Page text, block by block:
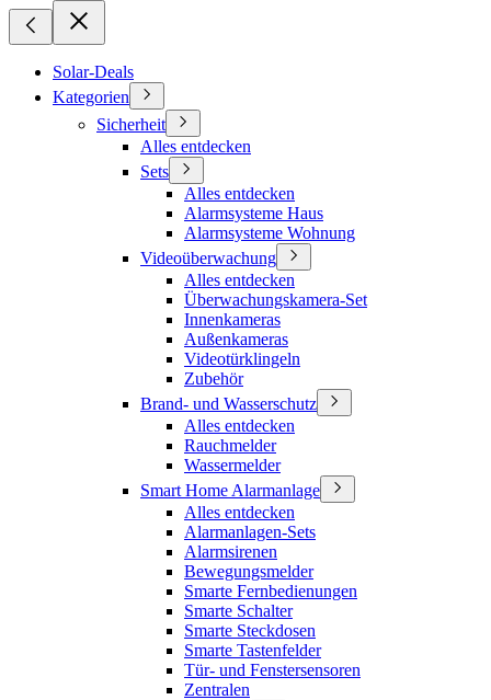
Solar-Deals
Kategorien
Sicherheit
Alles entdecken
Sets
Alles entdecken
Alarmsysteme Haus
Alarmsysteme Wohnung
Videoüberwachung
Alles entdecken
Überwachungskamera-Set
Innenkameras
Außenkameras
Videotürklingeln
Zubehör
Brand- und Wasserschutz
Alles entdecken
Rauchmelder
Wassermelder
Smart Home Alarmanlage
Alles entdecken
Alarmanlagen-Sets
Alarmsirenen
Bewegungsmelder
Smarte Fernbedienungen
Smarte Schalter
Smarte Steckdosen
Smarte Tastenfelder
Tür- und Fenstersensoren
Zentralen